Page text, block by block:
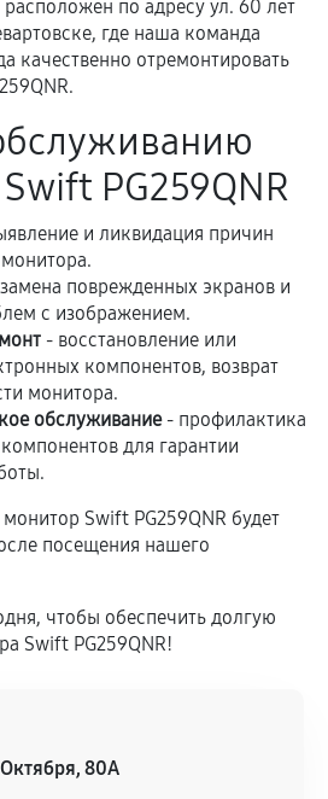
деталей, если иное не
окончания гарантийного
если это не указано в
куплены
работы может
или частично, если
условия:
детали подходят по
и не имеют внешних
выполнена нашим сервисным
на сами комплектующие
производителя или
по адресу ул. 60 лет
где наша команда
качественно отремонтировать
PG259QNR
и ликвидация причин
поврежденных экранов и
с изображением.
- восстановление или
компонентов, возврат
монитора.
обслуживание- профилактика
для гарантии
Swift PG259QNR будет
посещения нашего
чтобы обеспечить долгую
Swift PG259QNR!
Октября, 80А